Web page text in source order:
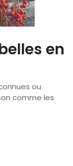
en
ou
comme les